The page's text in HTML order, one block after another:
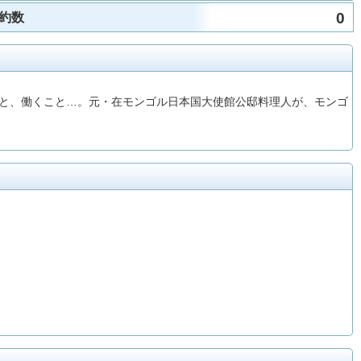
数 0
、働くこと…。元・在モンゴル日本国大使館公邸料理人が、モンゴ